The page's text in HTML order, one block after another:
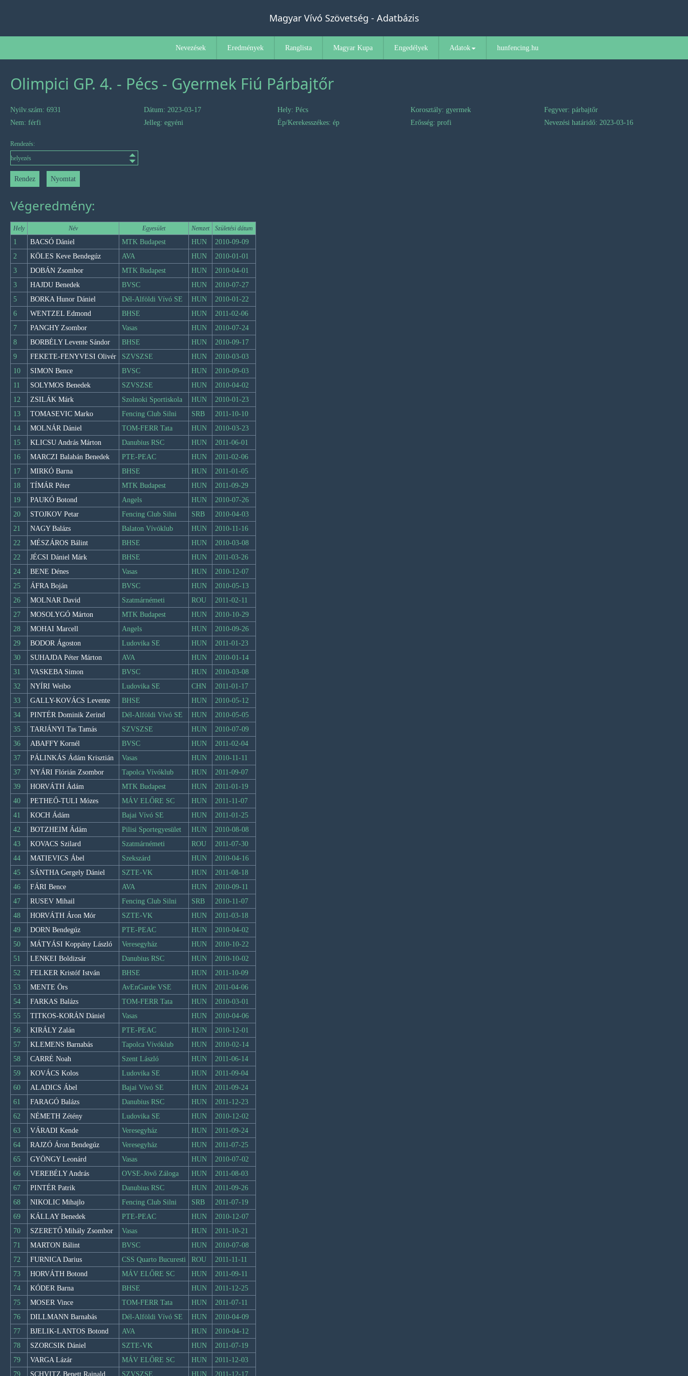
Magyar Vívó Szövetség - Adatbázis
Nevezések Eredmények Ranglista Magyar Kupa Engedélyek Adatok hunfencing.hu
Olimpici GP. 4. - Pécs - Gyermek Fiú Párbajtőr
Nyilv.szám: 6931 Dátum: 2023-03-17 Hely: Pécs Korosztály: gyermek
Fegyver: párbajtőr
Nem: férfi
Jelleg: egyéni Ép/Kerekesszékes: ép Erősség: profi Nevezési határidő: 2023-03-16
Rendezés:
Végeredmény:
Hely Név Egyesület Nemzet Születési dátum
1 BACSÓ Dániel MTK Budapest HUN
2010-09-09
2
KÖLES Keve Bendegúz AVA HUN
2010-01-01
3
DOBÁN Zsombor MTK Budapest HUN
2010-04-01
3
HAJDU Benedek BVSC HUN
2010-07-27
5
BORKA Hunor Dániel Dél-Alföldi Vívó SE HUN
2010-01-22
6
WENTZEL Edmond BHSE HUN
2011-02-06
7
PANGHY Zsombor Vasas HUN
2010-07-24
8
BORBÉLY Levente Sándor BHSE HUN
2010-09-17
9
FEKETE-FENYVESI Olivér SZVSZSE HUN
2010-03-03
10
SIMON Bence BVSC HUN
2010-09-03
11
SOLYMOS Benedek SZVSZSE HUN
2010-04-02
12
ZSILÁK Márk Szolnoki Sportiskola HUN
2010-01-23
13
TOMASEVIC Marko Fencing Club Silni SRB
2011-10-10
14
MOLNÁR Dániel TOM-FERR Tata HUN
2010-03-23
15
KLICSU András Márton Danubius RSC HUN
2011-06-01
16
MARCZI Balabán Benedek PTE-PEAC HUN
2011-02-06
17
MIRKÓ Barna BHSE HUN
2011-01-05
18
TÍMÁR Péter MTK Budapest HUN
2011-09-29
19
PAUKÓ Botond Angels HUN
2010-07-26
20
STOJKOV Petar Fencing Club Silni SRB
2010-04-03
21
NAGY Balázs Balaton Vívóklub HUN
2010-11-16
22
MÉSZÁROS Bálint BHSE HUN
2010-03-08
22
JÉCSI Dániel Márk BHSE HUN
2011-03-26
24
BENE Dénes Vasas HUN
2010-12-07
25
ÁFRA Boján BVSC HUN
2010-05-13
26
MOLNAR David Szatmárnémeti ROU
2011-02-11
27
MOSOLYGÓ Márton MTK Budapest HUN
2010-10-29
28
MOHAI Marcell Angels HUN
2010-09-26
29
BODOR Ágoston Ludovika SE HUN
2011-01-23
30
SUHAJDA Péter Márton AVA HUN
2010-01-14
31
VASKEBA Simon BVSC HUN
2010-03-08
32
NYÍRI Weibo Ludovika SE CHN
2011-01-17
33
GALLY-KOVÁCS Levente BHSE HUN
2010-05-12
34
PINTÉR Dominik Zerind Dél-Alföldi Vívó SE HUN
2010-05-05
35
TARJÁNYI Tas Tamás SZVSZSE HUN
2010-07-09
36
ABAFFY Kornél BVSC HUN
2011-02-04
37
PÁLINKÁS Ádám Krisztián Vasas HUN
2010-11-11
37
NYÁRI Flórián Zsombor Tapolca Vívóklub HUN
2011-09-07
39
HORVÁTH Ádám MTK Budapest HUN
2011-01-19
40
PETHEŐ-TULI Mózes MÁV ELŐRE SC HUN
2011-11-07
41
KOCH Ádám Bajai Vívó SE HUN
2011-01-25
42
BOTZHEIM Ádám Pilisi Sportegyesület HUN
2010-08-08
43
KOVACS Szilard Szatmárnémeti ROU
2011-07-30
44
MATIEVICS Ábel Szekszárd HUN
2010-04-16
45
SÁNTHA Gergely Dániel SZTE-VK HUN
2011-08-18
46
FÁRI Bence AVA HUN
2010-09-11
47
RUSEV Mihail Fencing Club Silni SRB
2010-11-07
48
HORVÁTH Áron Mór SZTE-VK HUN
2011-03-18
49
DORN Bendegúz PTE-PEAC HUN
2010-04-02
50
MÁTYÁSI Koppány László Veresegyház HUN
2010-10-22
51
LENKEI Boldizsár Danubius RSC HUN
2010-10-02
52
FELKER Kristóf István BHSE HUN
2011-10-09
53
MENTE Örs AvEnGarde VSE HUN
2011-04-06
54
FARKAS Balázs TOM-FERR Tata HUN
2010-03-01
55
TITKOS-KORÁN Dániel Vasas HUN
2010-04-06
56
KIRÁLY Zalán PTE-PEAC HUN
2010-12-01
57
KLEMENS Barnabás Tapolca Vívóklub HUN
2010-02-14
58
CARRÉ Noah Szent László HUN
2011-06-14
59
KOVÁCS Kolos Ludovika SE HUN
2011-09-04
60
ALADICS Ábel Bajai Vívó SE HUN
2011-09-24
61
FARAGÓ Balázs Danubius RSC HUN
2011-12-23
62
NÉMETH Zétény Ludovika SE HUN
2010-12-02
63
VÁRADI Kende Veresegyház HUN
2011-09-24
64
RAJZÓ Áron Bendegúz Veresegyház HUN
2011-07-25
65
GYÖNGY Leonárd Vasas HUN
2010-07-02
66
VEREBÉLY András OVSE-Jövő Záloga HUN
2011-08-03
67
PINTÉR Patrik Danubius RSC HUN
2011-09-26
68
NIKOLIC Mihajlo Fencing Club Silni SRB
2011-07-19
69
KÁLLAY Benedek PTE-PEAC HUN
2010-12-07
70
SZERETŐ Mihály Zsombor Vasas HUN
2011-10-21
71
MARTON Bálint BVSC HUN
2010-07-08
72
FURNICA Darius CSS Quarto Bucuresti ROU
2011-11-11
73
HORVÁTH Botond MÁV ELŐRE SC HUN
2011-09-11
74
KÓDER Barna BHSE HUN
2011-12-25
75
MOSER Vince TOM-FERR Tata HUN
2011-07-11
76
DILLMANN Barnabás Dél-Alföldi Vívó SE HUN
2010-04-09
77
BJELIK-LANTOS Botond AVA HUN
2010-04-12
78
SZORCSIK Dániel SZTE-VK HUN
2011-07-19
79
VARGA Lázár MÁV ELŐRE SC HUN
2011-12-03
79
SCHVITZ Benett Rajnald SZVSZSE HUN 2011-12-17